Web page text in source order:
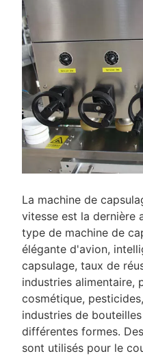
La machine de
vitesse est la dernière
type de machine de
élégante d'avion,
capsulage, taux de
industries alimentaire,
cosmétique,
industries de
différentes formes.
sont utilisés pour le